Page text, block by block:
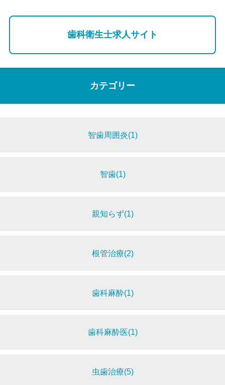
歯科衛生士求人サイト
カテゴリー
智歯周囲炎(1)
智歯(1)
親知らず(1)
根管治療(2)
歯科麻酔(1)
歯科麻酔医(1)
虫歯治療(5)